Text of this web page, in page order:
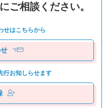
ご相談ください。
せはこちらから
⾏お知しらせます